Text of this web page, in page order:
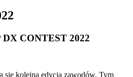
DX CONTEST 2022
się kolejna edycja zawodów. Tym